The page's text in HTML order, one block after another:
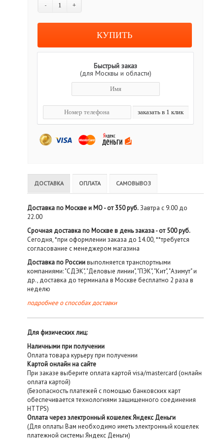
- +
Быстрый заказ
(для Москвы и области)
ДОСТАВКА ОПЛАТА САМОВЫВОЗ
Доставка по Москве и МО - от 350 руб.Завтра с 9.00 до
22.00
Срочная доставка по Москве в день заказа - от 500 руб.
Сегодня, *при оформлении заказа до 14.00, **требуется
согласование с менеджером магазина
Доставка по Россиивыполняется транспортными
компаниями: "СДЭК", "Деловые линии", "ПЭК", "Кит", "Азимут" и
др., доставка до терминала в Москве бесплатно 2 раза в
неделю
подробнее о способах доставки
Для физических лиц:
Наличными при получении
Оплата товара курьеру при получении
Картой онлайн на сайте
При заказе выберите оплата картой visa/mastercard (онлайн
оплата картой)
(Безопасность платежей с помощью банковских карт
обеспечивается технологиями защищенного соединения
HTTPS)
Оплата через электронный кошелек Яндекс Деньги
(Для оплаты Вам необходимо иметь электронный кошелек
платежной системы Яндекс Деньги)